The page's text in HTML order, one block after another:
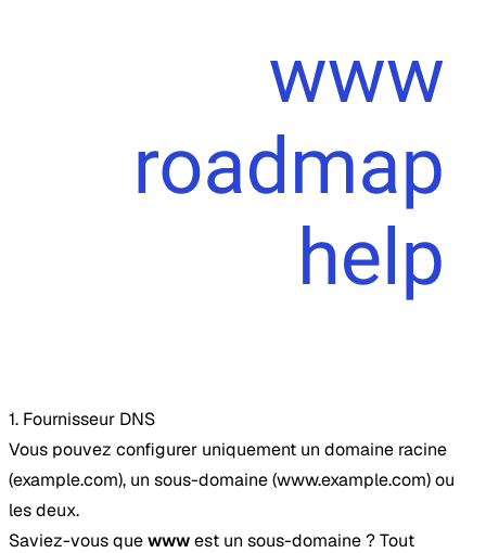
1. Fournisseur DNS
Vous pouvez configurer uniquement un domaine racine
(example.com), un sous-domaine (www.example.com) ou
les deux.
Saviez-vous quewwwest un sous-domaine ? Tout